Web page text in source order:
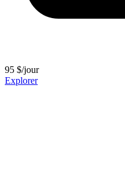
95 $/jour
Explorer